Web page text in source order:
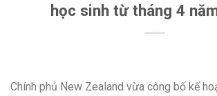
học sinh từ tháng 4
Chính phủ New Zealand vừa công bố kế